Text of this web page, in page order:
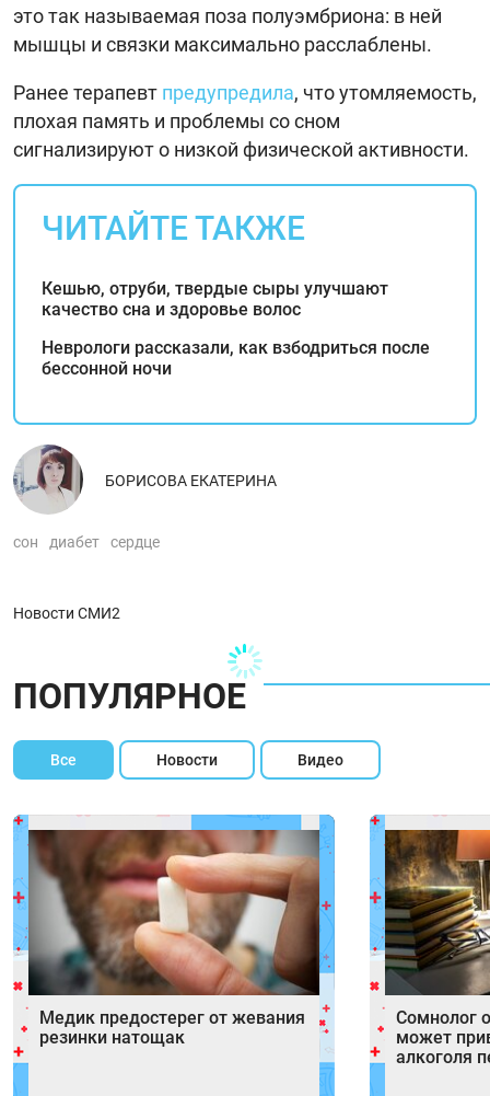
это так называемая поза полуэмбриона: в ней
мышцы и связки максимально расслаблены.
Ранее терапевт предупредила, что утомляемость,
плохая память и проблемы со сном
сигнализируют о низкой физической активности.
ЧИТАЙТЕ ТАКЖЕ
Кешью, отруби, твердые сыры улучшают
качество сна и здоровье волос
Неврологи рассказали, как взбодриться после
бессонной ночи
БОРИСОВА ЕКАТЕРИНА
сон диабет сердце
Новости СМИ2
ПОПУЛЯРНОЕ
Все Новости Видео
Медик предостерег от жевания
резинки натощак
Сомнолог
может
алкоголя